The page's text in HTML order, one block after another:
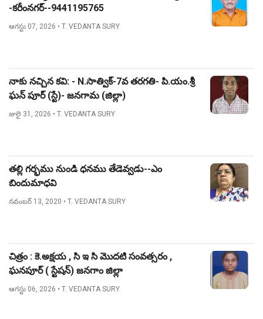
-కరీంనగర్--9441195765
ఆగస్టు 07, 2026 • T. VEDANTA SURY
నాకు నచ్చిన కవి: - N.సాత్విక్-7వ తరగతి- పి.యం.శ్రీ
ఘన్ పూర్ (స్టే)- జనగామ (జిల్లా)
జులై 31, 2026 • T. VEDANTA SURY
తల్లి గర్భము నుండి ధనము తేడెవ్వడు--ఎం
బిందుమాధవి
నవంబర్ 13, 2020 • T. VEDANTA SURY
చిత్రం : కె.అక్షయ , సి ఇ సి మొదటి సంవత్సరం ,
ఘనపూర్ ( స్టేషన్) జనగాం జిల్లా
ఆగస్టు 06, 2026 • T. VEDANTA SURY